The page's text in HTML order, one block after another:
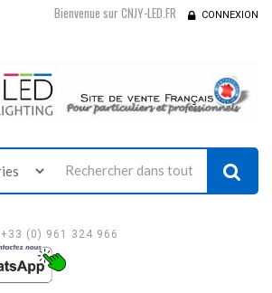
Bienvenue sur CNJY-LED.FR CONNEXION
+33 (0) 961 324 966